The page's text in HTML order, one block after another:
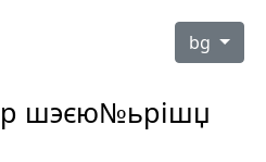
bg
шэєю№ьрішџ